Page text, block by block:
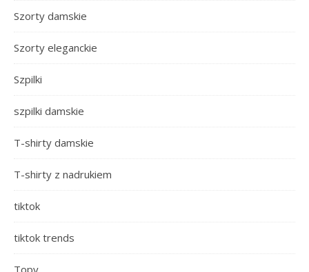
Szorty damskie
Szorty eleganckie
Szpilki
szpilki damskie
T-shirty damskie
T-shirty z nadrukiem
tiktok
tiktok trends
Topy